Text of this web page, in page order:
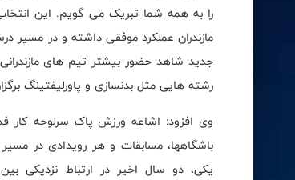
را به همه شما تبریک می گویم. این
مازندران عملکرد موفقی داشته و در مسیر
جدید شاهد حضور بیشتر تیم های
رشته هایی مثل بدنسازی و پاورلیفتینگ
وی افزود: اشاعه ورزش پاک سرلوحه کار
باشگاهها، مسابقات و هر رویدادی در مسیر
یکی، دو سال اخیر در ارتباط نزدیکی